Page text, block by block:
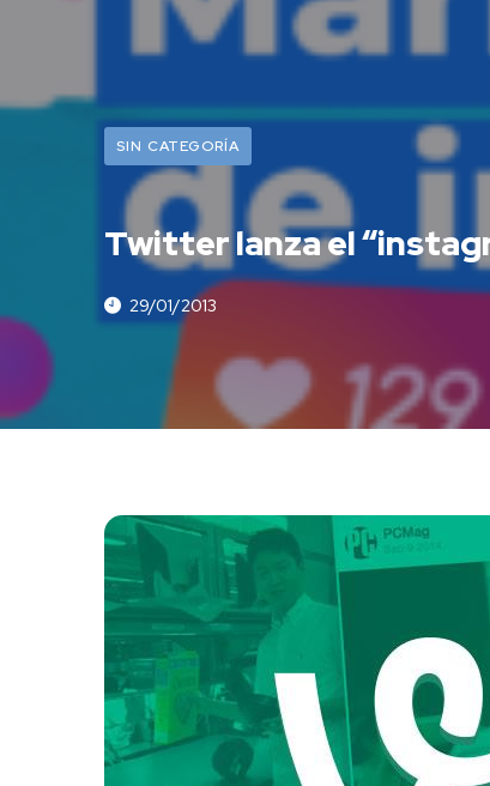
SIN CATEGORÍA
Twitter lanza el
29/01/2013